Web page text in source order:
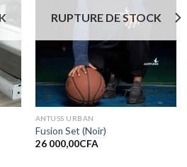
RUPTURE DE STOCK
ANTUSS URBAN
Fusion Set (Noir)
26 000,00CFA